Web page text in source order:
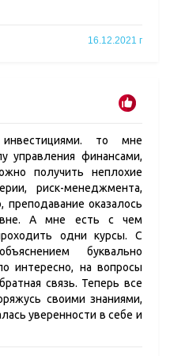
16.12.2021 г
то мне
управления финансами,
получить неплохие
риск-менеджмента,
преподавание оказалось
А мне есть с чем
одни курсы. С
буквально
интересно, на вопросы
связь. Теперь все
своими знаниями,
уверенности в себе и